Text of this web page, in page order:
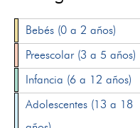
Bebés (0 a 2 años)
Preescolar (3 a 5 años)
Infancia (6 a 12 años)
Adolescentes (13 a 18